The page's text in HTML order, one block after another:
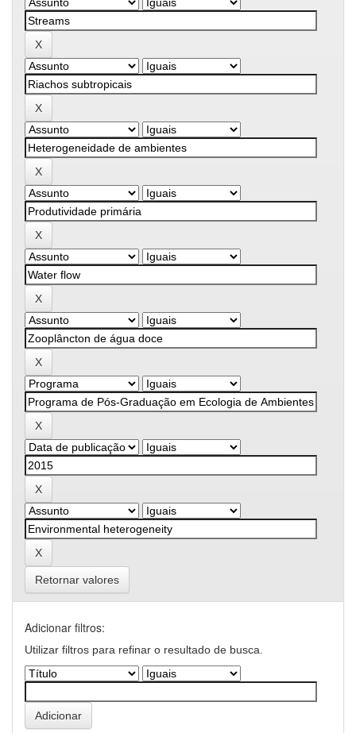
Retornar valores
Adicionar filtros:
Utilizar filtros para refinar o resultado de busca.